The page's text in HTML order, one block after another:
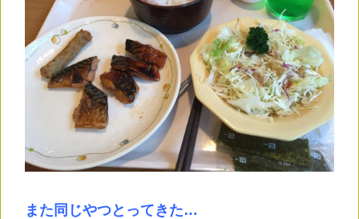
また同じやつとってきた…